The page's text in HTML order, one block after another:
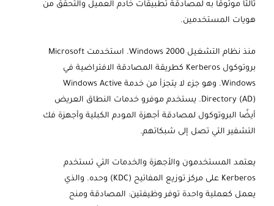
ثالثًا موثوقًا به لمصادقة تطبيقات خادم العميل والتحقق من
هويات المستخدمين.
منذ نظام التشغيل Windows 2000. استخدمت Microsoft
بروتوكول Kerberos كطريقة المصادقة الافتراضية في
Windows. وهو جزء لا يتجزأ من خدمة Windows Active
Directory (AD). يستخدم موفرو خدمات النطاق العريض
أيضًا البروتوكول لمصادقة أجهزة المودم الكبلية وأجهزة فك
التشفير التي تصل إلى شبكاتهم.
يعتمد المستخدمون والأجهزة والخدمات التي تستخدم
Kerberos على مركز توزيع المفاتيح (KDC) وحده. والذي
يعمل كعملية واحدة توفر وظيفتين: المصادقة ومنح